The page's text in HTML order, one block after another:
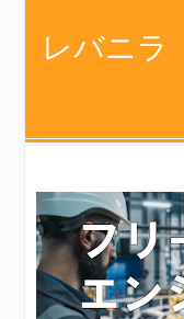
レバニラ